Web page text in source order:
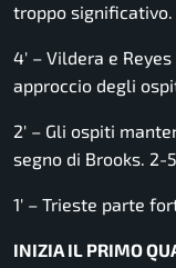
troppo significativo.
4′ – Vildera e
approccio degli
2′ – Gli ospiti
segno di Brooks. 2-
1′ – Trieste parte
INIZIA IL PRIMO